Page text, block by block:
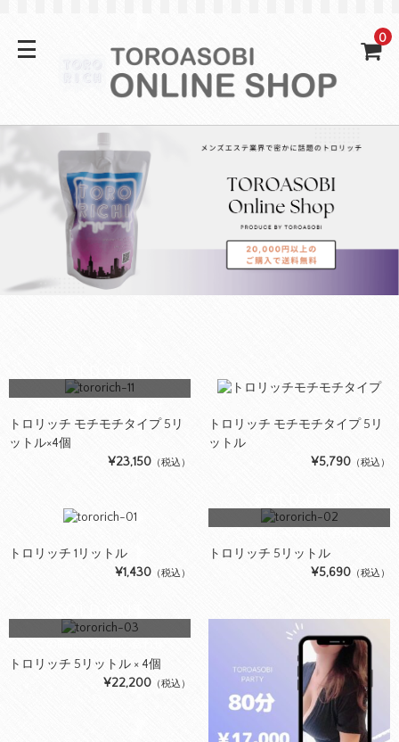
0
トロリッチ モチモチタイプ 5リ
ットル×4個
¥23,150 （税込）
トロリッチ モチモチタイプ 5リ
ットル
¥5,790 （税込）
トロリッチ 1リットル
¥1,430 （税込）
トロリッチ 5リットル
¥5,690 （税込）
トロリッチ 5リットル × 4個
¥22,200 （税込）